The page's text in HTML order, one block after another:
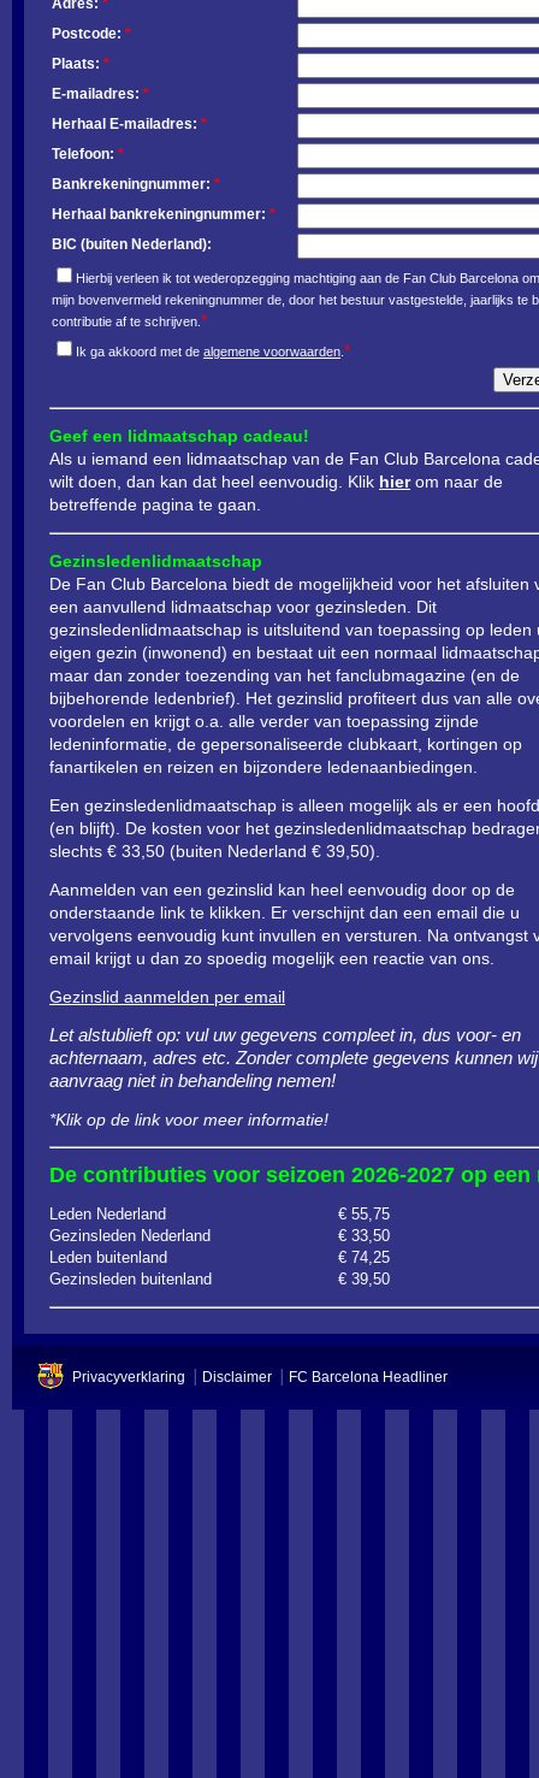
Adres: *
Postcode: *
Plaats: *
E-mailadres: *
Herhaal E-mailadres: *
Telefoon: *
Bankrekeningnummer: *
Herhaal bankrekeningnummer: *
BIC (buiten Nederland):
Hierbij verleen ik tot wederopzegging machtiging aan de Fan Club Barcelona
mijn bovenvermeld rekeningnummer de, door het bestuur vastgestelde, jaarlijks te
contributie af te schrijven. *
Ik ga akkoord met de algemene voorwaarden *
Geef een lidmaatschap cadeau!
Als u iemand een lidmaatschap van de Fan Club Barcelona
wilt doen, dan kan dat heel eenvoudig. Klik hierom naar de
betreffende pagina te gaan.
Gezinsledenlidmaatschap
De Fan Club Barcelona biedt de mogelijkheid voor het afsluiten
een aanvullend lidmaatschap voor gezinsleden. Dit
gezinsledenlidmaatschap is uitsluitend van toepassing op leden
eigen gezin (inwonend) en bestaat uit een normaal
maar dan zonder toezending van het fanclubmagazine (en de
bijbehorende ledenbrief). Het gezinslid profiteert dus van alle
voordelen en krijgt o.a. alle verder van toepassing zijnde
ledeninformatie, de gepersonaliseerde clubkaart, kortingen op
fanartikelen en reizen en bijzondere ledenaanbiedingen.
Een gezinsledenlidmaatschap is alleen mogelijk als er een
(en blijft). De kosten voor het gezinsledenlidmaatschap
slechts € 33,50 (buiten Nederland € 39,50).
Aanmelden van een gezinslid kan heel eenvoudig door op de
onderstaande link te klikken. Er verschijnt dan een email die u
vervolgens eenvoudig kunt invullen en versturen. Na ontvangst
email krijgt u dan zo spoedig mogelijk een reactie van ons.
Gezinslid aanmelden per email
Let alstublieft op: vul uw gegevens compleet in, dus voor- en
achternaam, adres etc. Zonder complete gegevens kunnen
aanvraag niet in behandeling nemen!
*Klik op de link voor meer informatie!
De contributies voor seizoen 2026-2027 op een
Leden Nederland
€ 55,75
Gezinsleden Nederland
€ 33,50
Leden buitenland
€ 74,25
Gezinsleden buitenland
€ 39,50
Privacyverklaring Disclaimer FC Barcelona Headliner